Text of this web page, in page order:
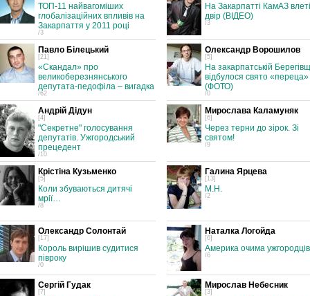
ТОП-11 найвагоміших
глобалізаційних впливів на
Закарпаття у 2011 році
/3
На Закарпатті КамАЗ
двір (ВІДЕО)
/3
Павло Білецький
[21]
«Скандал» про
великоберезнянського
депутата-педофіла – вигадка
/62
Олександр Ворошилов
[5]
На закарпатській
відбулося свято «переца»
(ФОТО)
/0
Андрій Дідун
[4]
"Секретне" голосування
депутатів. Ужгородський
прецедент
/10
Мирослава Каламуняк
[6]
Через терни до зірок. Зі
святом!
/9
Крістіна Кузьменко
[5]
Коли збуваються дитячі
мрії…
/8
Галина Ярцева
[13]
М.Н.
/2
Олександр Солонтай
[17]
Король вирішив судитися
півроку
/0
Наталка Логойда
[6]
Америка очима ужгородців
/6
Сергій Гудак
[7]
Мирослав Небесник
[3]